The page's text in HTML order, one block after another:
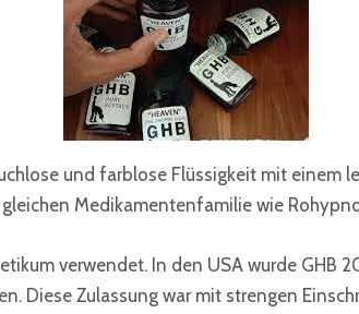
und farblose Flüssigkeit mit einem
Medikamentenfamilie wie
verwendet. In den USA wurde GHB
Diese Zulassung war mit strengen